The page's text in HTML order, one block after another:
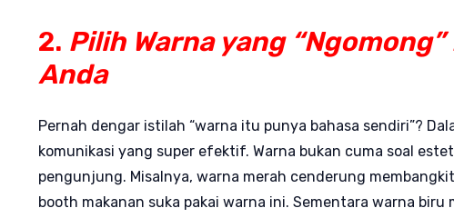
2. Pilih Warna yang
Anda
Pernah dengar istilah “warna itu punya bahasa sendiri”?
komunikasi yang super efektif. Warna bukan cuma soal
pengunjung. Misalnya, warna merah cenderung
booth makanan suka pakai warna ini. Sementara warna